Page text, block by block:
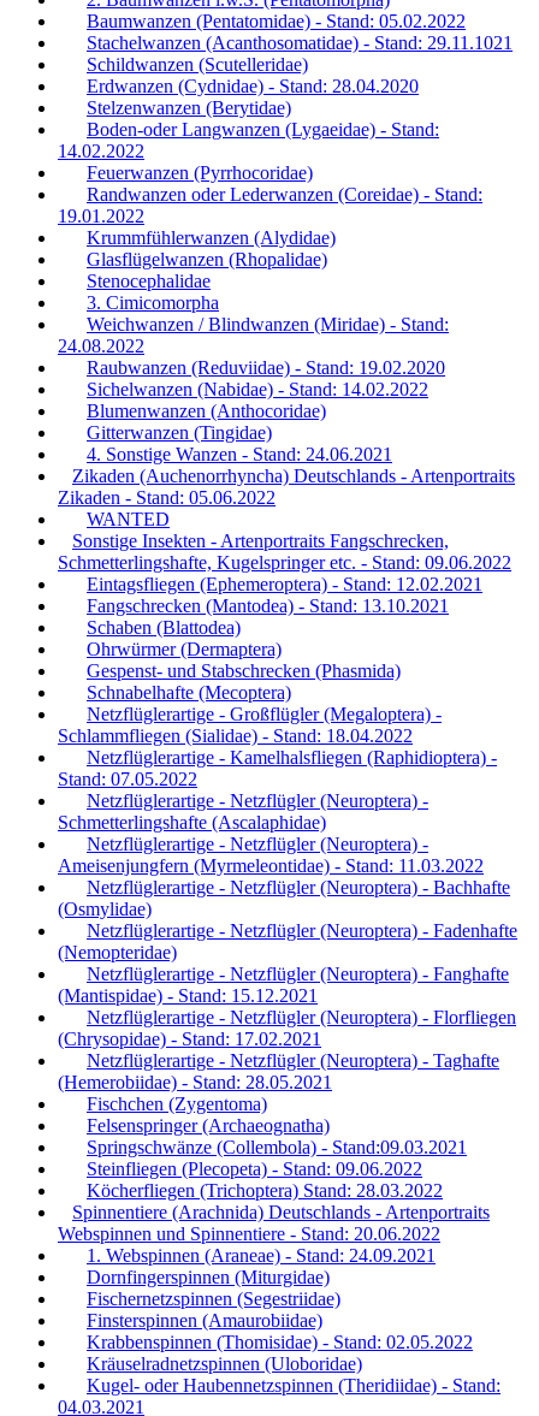
Baumwanzen (Pentatomidae) - Stand: 05.02.2022
Stachelwanzen (Acanthosomatidae) - Stand: 29.11.1021
Schildwanzen (Scutelleridae)
Erdwanzen (Cydnidae) - Stand: 28.04.2020
Stelzenwanzen (Berytidae)
Boden-oder Langwanzen (Lygaeidae) - Stand:
14.02.2022
Feuerwanzen (Pyrrhocoridae)
Randwanzen oder Lederwanzen (Coreidae) - Stand:
19.01.2022
Krummfühlerwanzen (Alydidae)
Glasflügelwanzen (Rhopalidae)
Stenocephalidae
3. Cimicomorpha
Weichwanzen / Blindwanzen (Miridae) - Stand:
24.08.2022
Raubwanzen (Reduviidae) - Stand: 19.02.2020
Sichelwanzen (Nabidae) - Stand: 14.02.2022
Blumenwanzen (Anthocoridae)
Gitterwanzen (Tingidae)
4. Sonstige Wanzen - Stand: 24.06.2021
Zikaden (Auchenorrhyncha) Deutschlands - Artenportraits
Zikaden - Stand: 05.06.2022
WANTED
Sonstige Insekten - Artenportraits Fangschrecken,
Schmetterlingshafte, Kugelspringer etc. - Stand: 09.06.2022
Eintagsfliegen (Ephemeroptera) - Stand: 12.02.2021
Fangschrecken (Mantodea) - Stand: 13.10.2021
Schaben (Blattodea)
Ohrwürmer (Dermaptera)
Gespenst- und Stabschrecken (Phasmida)
Schnabelhafte (Mecoptera)
Netzflüglerartige - Großflügler (Megaloptera) -
Schlammfliegen (Sialidae) - Stand: 18.04.2022
Netzflüglerartige - Kamelhalsfliegen (Raphidioptera) -
Stand: 07.05.2022
Netzflüglerartige - Netzflügler (Neuroptera) -
Schmetterlingshafte (Ascalaphidae)
Netzflüglerartige - Netzflügler (Neuroptera) -
Ameisenjungfern (Myrmeleontidae) - Stand: 11.03.2022
Netzflüglerartige - Netzflügler (Neuroptera) - Bachhafte
(Osmylidae)
Netzflüglerartige - Netzflügler (Neuroptera) - Fadenhafte
(Nemopteridae)
Netzflüglerartige - Netzflügler (Neuroptera) - Fanghafte
(Mantispidae) - Stand: 15.12.2021
Netzflüglerartige - Netzflügler (Neuroptera) - Florfliegen
(Chrysopidae) - Stand: 17.02.2021
Netzflüglerartige - Netzflügler (Neuroptera) - Taghafte
(Hemerobiidae) - Stand: 28.05.2021
Fischchen (Zygentoma)
Felsenspringer (Archaeognatha)
Springschwänze (Collembola) - Stand:09.03.2021
Steinfliegen (Plecopeta) - Stand: 09.06.2022
Köcherfliegen (Trichoptera) Stand: 28.03.2022
Spinnentiere (Arachnida) Deutschlands - Artenportraits
Webspinnen und Spinnentiere - Stand: 20.06.2022
1. Webspinnen (Araneae) - Stand: 24.09.2021
Dornfingerspinnen (Miturgidae)
Fischernetzspinnen (Segestriidae)
Finsterspinnen (Amaurobiidae)
Krabbenspinnen (Thomisidae) - Stand: 02.05.2022
Kräuselradnetzspinnen (Uloboridae)
Kugel- oder Haubennetzspinnen (Theridiidae) - Stand:
04.03.2021